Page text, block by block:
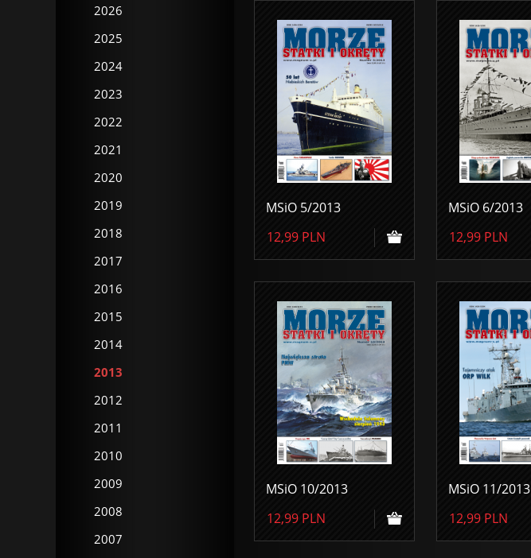
MSiO 5/2013
12,99 PLN
MSiO 6/2013
12,99 PLN
MSiO 10/2013
12,99 PLN
MSiO 11/2013
12,99 PLN
2026
2025
2024
2023
2022
2021
2020
2019
2018
2017
2016
2015
2014
2013
2012
2011
2010
2009
2008
2007